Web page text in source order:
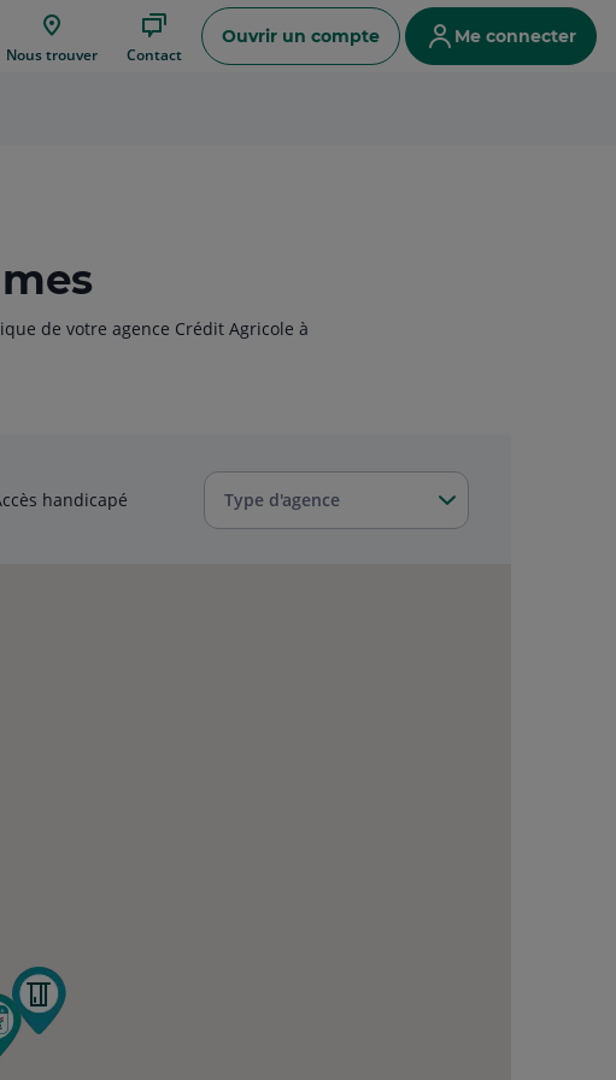
Nous trouver Contact
Ouvrir un compte Me connecter
de votre agence Crédit Agricole à
handicapé Type d'agence